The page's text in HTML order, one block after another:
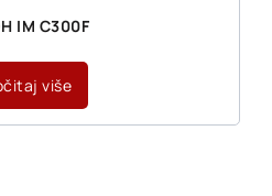
IM C300F
više